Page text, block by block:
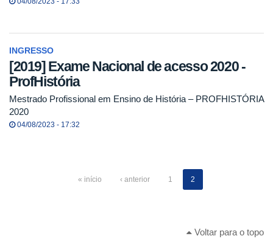
INGRESSO
[2019] Exame Nacional de acesso 2020 -
ProfHistória
Mestrado Profissional em Ensino de História – PROFHISTÓRIA
2020
04/08/2023 - 17:32
« início ‹ anterior 1 2
Voltar para o topo